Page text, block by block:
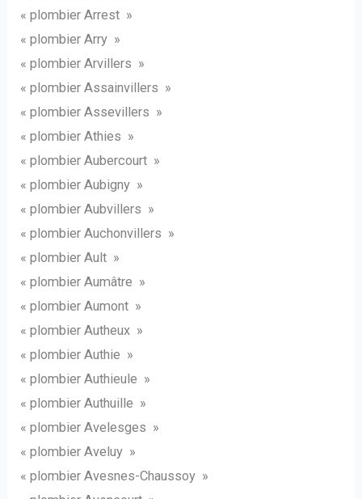
« plombier Arrest »
« plombier Arry »
« plombier Arvillers »
« plombier Assainvillers »
« plombier Assevillers »
« plombier Athies »
« plombier Aubercourt »
« plombier Aubigny »
« plombier Aubvillers »
« plombier Auchonvillers »
« plombier Ault »
« plombier Aumâtre »
« plombier Aumont »
« plombier Autheux »
« plombier Authie »
« plombier Authieule »
« plombier Authuille »
« plombier Avelesges »
« plombier Aveluy »
« plombier Avesnes-Chaussoy »